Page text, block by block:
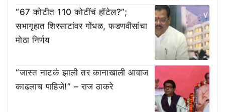
“67 कोटीत 110 कोटींचं हॉटेल?”;
सभागृहात शिरसाटांवर गोंधळ, फडणवीसांचा
मोठा निर्णय
“जास्त नाटकं झाली तर कानाखाली आवाज
काढलाच पाहिजे!” – राज ठाकरे